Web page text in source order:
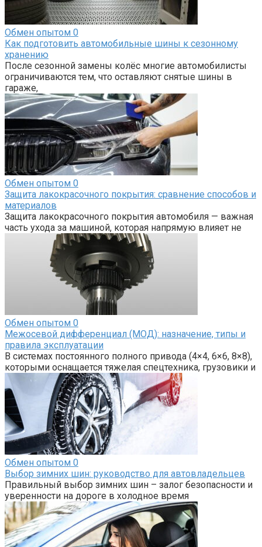
Обмен опытом 0
Как подготовить автомобильные шины к сезонному
хранению
После сезонной замены колёс многие автомобилисты
ограничиваются тем, что оставляют снятые шины в
гараже,
Обмен опытом 0
Защита лакокрасочного покрытия: сравнение способов и
материалов
Защита лакокрасочного покрытия автомобиля — важная
часть ухода за машиной, которая напрямую влияет не
Обмен опытом 0
Межосевой дифференциал (МОД): назначение, типы и
правила эксплуатации
В системах постоянного полного привода (4×4, 6×6, 8×8),
которыми оснащается тяжелая спецтехника, грузовики и
Обмен опытом 0
Выбор зимних шин: руководство для автовладельцев
Правильный выбор зимних шин – залог безопасности и
уверенности на дороге в холодное время